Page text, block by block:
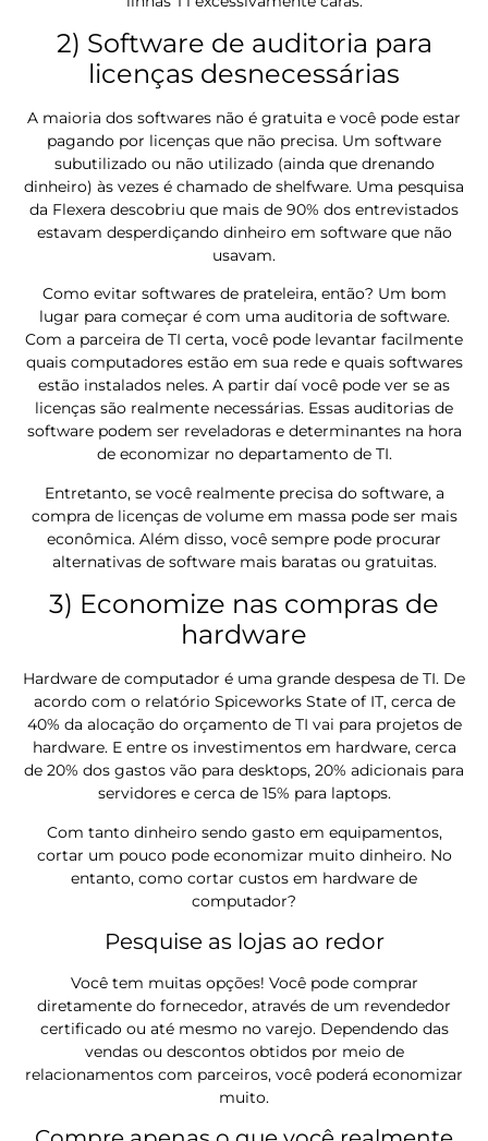
2) Software de auditoria para
licenças desnecessárias
A maioria dos softwares não é gratuita e você pode estar
pagando por licenças que não precisa. Um software
subutilizado ou não utilizado (ainda que drenando
dinheiro) às vezes é chamado de shelfware. Uma pesquisa
da Flexera descobriu que mais de 90% dos entrevistados
estavam desperdiçando dinheiro em software que não
usavam.
Como evitar softwares de prateleira, então? Um bom
lugar para começar é com uma auditoria de software.
Com a parceira de TI certa, você pode levantar facilmente
quais computadores estão em sua rede e quais softwares
estão instalados neles. A partir daí você pode ver se as
licenças são realmente necessárias. Essas auditorias de
software podem ser reveladoras e determinantes na hora
de economizar no departamento de TI.
Entretanto, se você realmente precisa do software, a
compra de licenças de volume em massa pode ser mais
econômica. Além disso, você sempre pode procurar
alternativas de software mais baratas ou gratuitas.
3) Economize nas compras de
hardware
Hardware de computador é uma grande despesa de TI. De
acordo com o relatório Spiceworks State of IT, cerca de
40% da alocação do orçamento de TI vai para projetos de
hardware. E entre os investimentos em hardware, cerca
de 20% dos gastos vão para desktops, 20% adicionais para
servidores e cerca de 15% para laptops.
Com tanto dinheiro sendo gasto em equipamentos,
cortar um pouco pode economizar muito dinheiro. No
entanto, como cortar custos em hardware de
computador?
Pesquise as lojas ao redor
Você tem muitas opções! Você pode comprar
diretamente do fornecedor, através de um revendedor
certificado ou até mesmo no varejo. Dependendo das
vendas ou descontos obtidos por meio de
relacionamentos com parceiros, você poderá economizar
muito.